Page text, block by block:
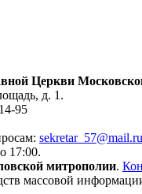
Церкви
д. 1.
95
sekretar_57@mail.ru
17:00.
митрополии.
массовой